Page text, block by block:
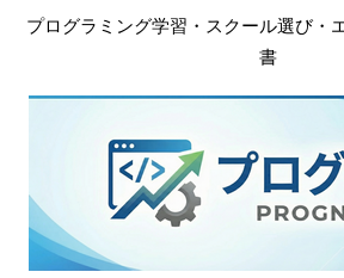
プログラミング学習・スクール選び・
書